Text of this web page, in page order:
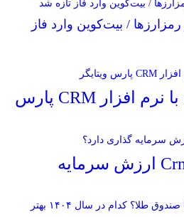
رمزارزها / بیت‌کوین وارد فاز
تحلیل سرمایه با نرم افزار CRM پارس
آیا نرم افزار Crm ارزش سرمایه